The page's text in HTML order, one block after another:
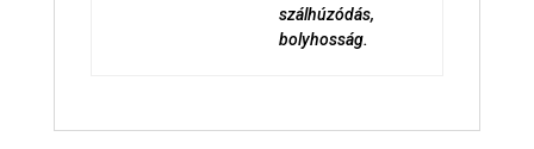
szálhúzódás,
bolyhosság.